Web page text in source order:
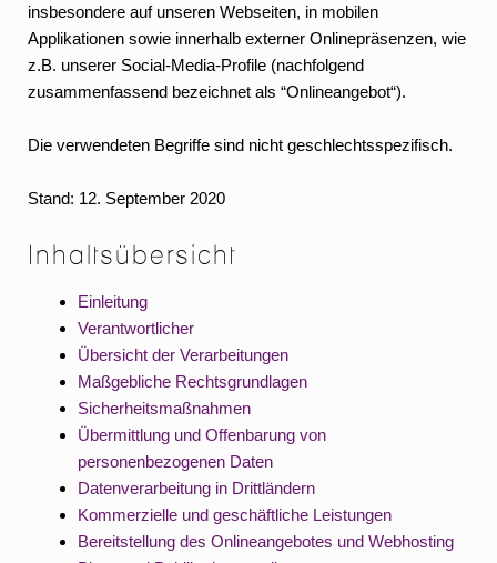
insbesondere auf unseren Webseiten, in mobilen
Applikationen sowie innerhalb externer Onlinepräsenzen, wie
z.B. unserer Social-Media-Profile (nachfolgend
zusammenfassend bezeichnet als “Onlineangebot“).
Die verwendeten Begriffe sind nicht geschlechtsspezifisch.
Stand: 12. September 2020
Inhaltsübersicht
Einleitung
Verantwortlicher
Übersicht der Verarbeitungen
Maßgebliche Rechtsgrundlagen
Sicherheitsmaßnahmen
Übermittlung und Offenbarung von
personenbezogenen Daten
Datenverarbeitung in Drittländern
Kommerzielle und geschäftliche Leistungen
Bereitstellung des Onlineangebotes und Webhosting